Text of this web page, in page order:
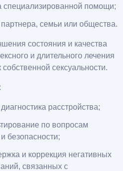
специализированной помощи;
семьи или общества.
состояния и качества
и длительного лечения
сексуальности.
расстройства;
по вопросам
безопасности;
и коррекция негативных
связанных с